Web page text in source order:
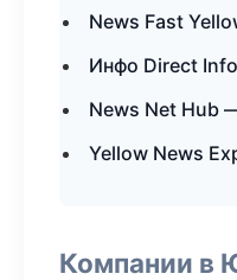
News Fast
Инфо Direct
News Net Hub
Yellow News
Компании в